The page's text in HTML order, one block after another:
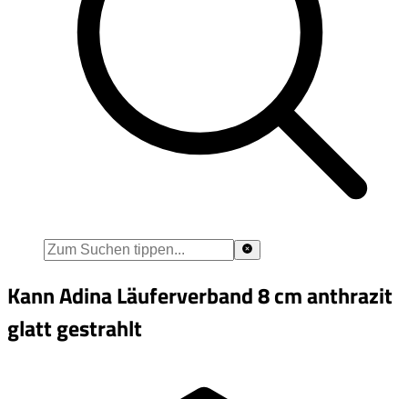
Kann Adina Läuferverband 8 cm anthrazit
glatt gestrahlt